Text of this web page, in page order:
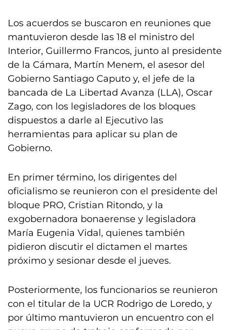
Los acuerdos se buscaron en reuniones que
mantuvieron desde las 18 el ministro del
Interior, Guillermo Francos, junto al presidente
de la Cámara, Martín Menem, el asesor del
Gobierno Santiago Caputo y, el jefe de la
bancada de La Libertad Avanza (LLA), Oscar
Zago, con los legisladores de los bloques
dispuestos a darle al Ejecutivo las
herramientas para aplicar su plan de
Gobierno.
En primer término, los dirigentes del
oficialismo se reunieron con el presidente del
bloque PRO, Cristian Ritondo, y la
exgobernadora bonaerense y legisladora
María Eugenia Vidal, quienes también
pidieron discutir el dictamen el martes
próximo y sesionar desde el jueves.
Posteriormente, los funcionarios se reunieron
con el titular de la UCR Rodrigo de Loredo, y
por último mantuvieron un encuentro con el